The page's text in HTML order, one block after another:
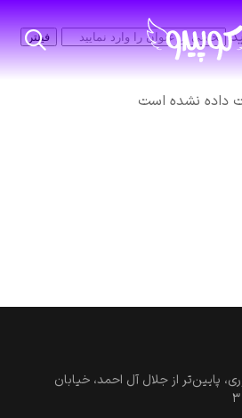
فیلتر
داده نشده است
پایین‌تر از جلال آل احمد، خیابان